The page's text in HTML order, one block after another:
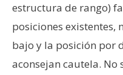
estructura de rango)
posiciones existentes,
bajo y la posición por
aconsejan cautela. No